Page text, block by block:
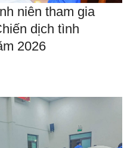
niên tham gia
dịch tình
2026